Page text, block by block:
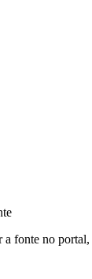
a fonte no